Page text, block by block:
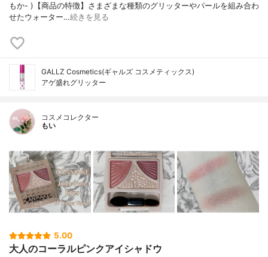
もか- )【商品の特徴】さまざまな種類のグリッターやパールを組み合わ
せたウォーター…続きを見る
GALLZ Cosmetics(ギャルズ コスメティックス)
アゲ盛れグリッター
コスメコレクター
もい
5.00
大人のコーラルピンクアイシャドウ